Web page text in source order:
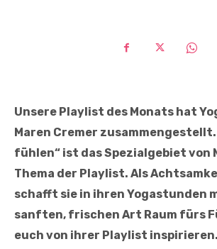
Unsere Playlist des Monats hat
Maren Cremer
fühlen“ ist das Spezialgebiet von
Thema der Playlist. Als
schafft sie in ihren Yogastunden
sanften, frischen Art Raum fürs
euch von ihrer Playlist inspirieren.